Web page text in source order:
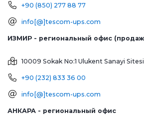
+90 (850) 277 88 77
info[@]tescom-ups.com
10009 Sokak No:1 Ulukent Sanayi Sitesi
+90 (232) 833 36 00
info[@]tescom-ups.com
АНКАРА - региональный офис